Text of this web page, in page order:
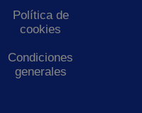
Política de
cookies
Condiciones
generales